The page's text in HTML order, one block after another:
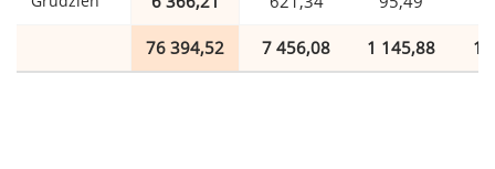
76 394,52 7 456,08 1 145,88 1